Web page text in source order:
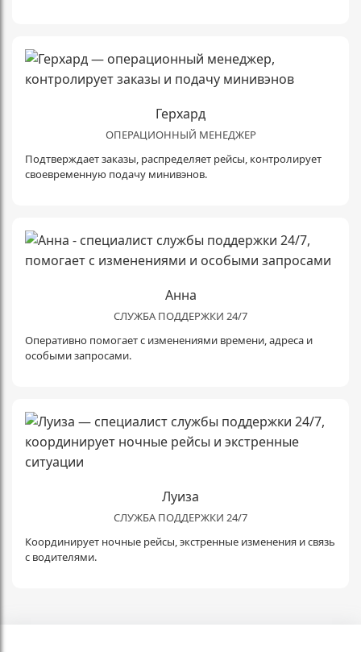
Герхард
ОПЕРАЦИОННЫЙ МЕНЕДЖЕР
Подтверждает заказы, распределяет рейсы, контролирует
своевременную подачу минивэнов.
Анна
СЛУЖБА ПОДДЕРЖКИ 24/7
Оперативно помогает с изменениями времени, адреса и
особыми запросами.
Луиза
СЛУЖБА ПОДДЕРЖКИ 24/7
Координирует ночные рейсы, экстренные изменения и связь
с водителями.